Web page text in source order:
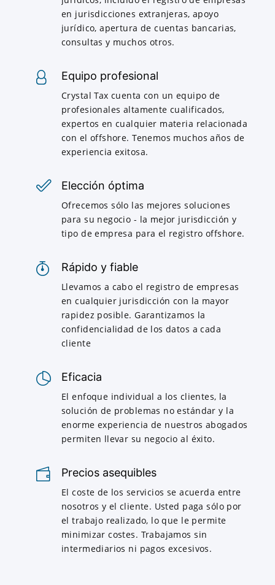
en jurisdicciones extranjeras, apoyo
jurídico, apertura de cuentas bancarias,
consultas y muchos otros.
Equipo profesional
Crystal Tax cuenta con un equipo de
profesionales altamente cualificados,
expertos en cualquier materia relacionada
con el offshore. Tenemos muchos años de
experiencia exitosa.
Elección óptima
Ofrecemos sólo las mejores soluciones
para su negocio - la mejor jurisdicción y
tipo de empresa para el registro offshore.
Rápido y fiable
Llevamos a cabo el registro de empresas
en cualquier jurisdicción con la mayor
rapidez posible. Garantizamos la
confidencialidad de los datos a cada
cliente
Eficacia
El enfoque individual a los clientes, la
solución de problemas no estándar y la
enorme experiencia de nuestros abogados
permiten llevar su negocio al éxito.
Precios asequibles
El coste de los servicios se acuerda entre
nosotros y el cliente. Usted paga sólo por
el trabajo realizado, lo que le permite
minimizar costes. Trabajamos sin
intermediarios ni pagos excesivos.